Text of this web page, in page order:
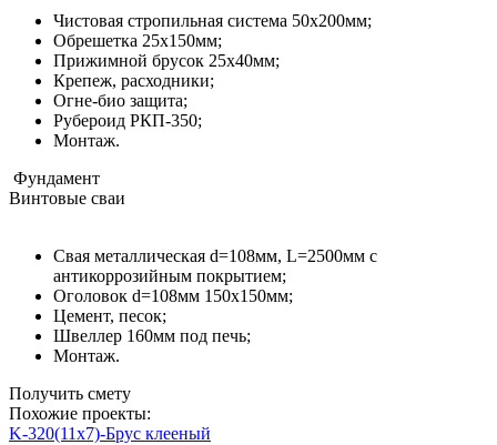
Чистовая стропильная система 50х200мм;
Обрешетка 25х150мм;
Прижимной брусок 25х40мм;
Крепеж, расходники;
Огне-био защита;
Рубероид РКП-350;
Монтаж.
Фундамент
Винтовые сваи
Свая металлическая d=108мм, L=2500мм с
антикоррозийным покрытием;
Оголовок d=108мм 150x150мм;
Цемент, песок;
Швеллер 160мм под печь;
Монтаж.
Получить смету
Похожие проекты:
K-320(11x7)-Брус клееный